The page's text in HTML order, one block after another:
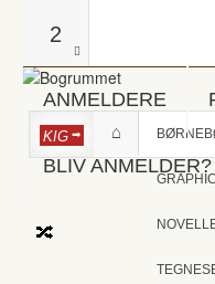
2
ANMELDERE
BLIV ANMELDER?
KIG